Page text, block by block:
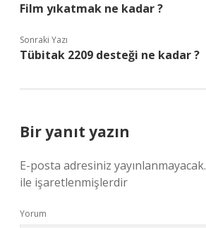
Film yıkatmak ne kadar ?
Sonraki Yazı
Tübitak 2209 desteği ne kadar ?
Bir yanıt yazın
E-posta adresiniz yayınlanmayacak.
ile işaretlenmişlerdir
Yorum